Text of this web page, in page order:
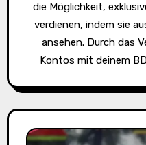
die Möglichkeit,
verdienen, indem sie
ansehen. Durch das
Kontos mit deinem